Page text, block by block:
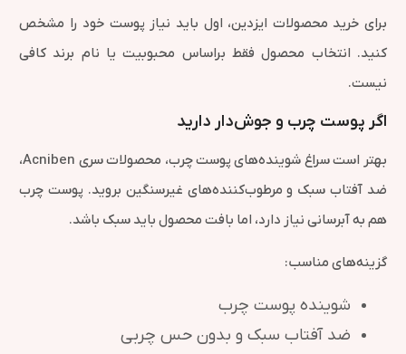
برای خرید محصولات ایزدین، اول باید نیاز پوست خود را مشخص
کنید. انتخاب محصول فقط براساس محبوبیت یا نام برند کافی
نیست.
اگر پوست چرب و جوش‌دار دارید
بهتر است سراغ شوینده‌های پوست چرب، محصولات سری Acniben،
ضد آفتاب سبک و مرطوب‌کننده‌های غیرسنگین بروید. پوست چرب
هم به آبرسانی نیاز دارد، اما بافت محصول باید سبک باشد.
گزینه‌های مناسب:
شوینده پوست چرب
ضد آفتاب سبک و بدون حس چربی